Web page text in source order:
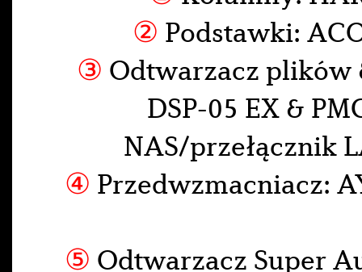
② Podstawki:
③ Odtwarzacz plików
DSP-05 EX &
NAS/przełącznik
④ Przedwzmacniacz:
⑤ Odtwarzacz Super